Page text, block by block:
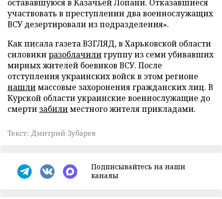
остававшуюся в Казачьей Лопани. Отказавшиеся
участвовать в преступлении два военнослужащих
ВСУ дезертировали из подразделения».
Как писала газета ВЗГЛЯД, в Харьковской области
силовикиразоблачилигруппу из семи убивавших
мирных жителей боевиков ВСУ. После
отступления украинских войск в этом регионе
нашлимассовые захоронения гражданских лиц. В
Курской области украинские военнослужащие до
смерти забилиместного жителя прикладами.
Текст: Дмитрий Зубарев
Подписывайтесь на наши
каналы